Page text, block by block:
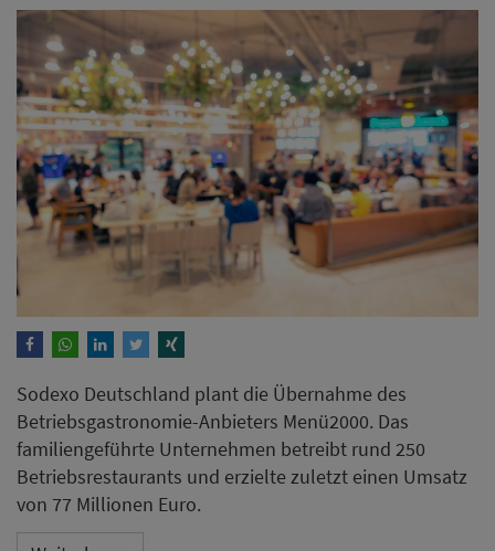
Sodexo Deutschland plant die Übernahme des
Betriebsgastronomie-Anbieters Menü2000. Das
familiengeführte Unternehmen betreibt rund 250
Betriebsrestaurants und erzielte zuletzt einen Umsatz
von 77 Millionen Euro.